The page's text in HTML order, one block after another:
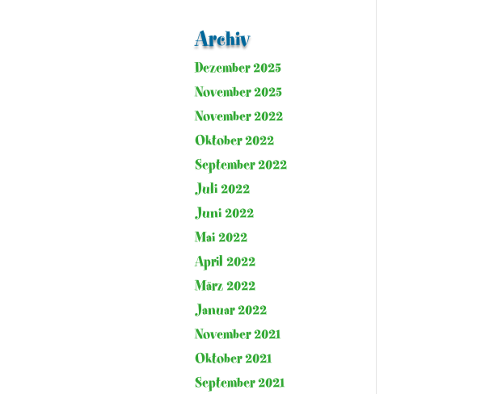
Archiv
Dezember 2025
November 2025
November 2022
Oktober 2022
September 2022
Juli 2022
Juni 2022
Mai 2022
April 2022
März 2022
Januar 2022
November 2021
Oktober 2021
September 2021